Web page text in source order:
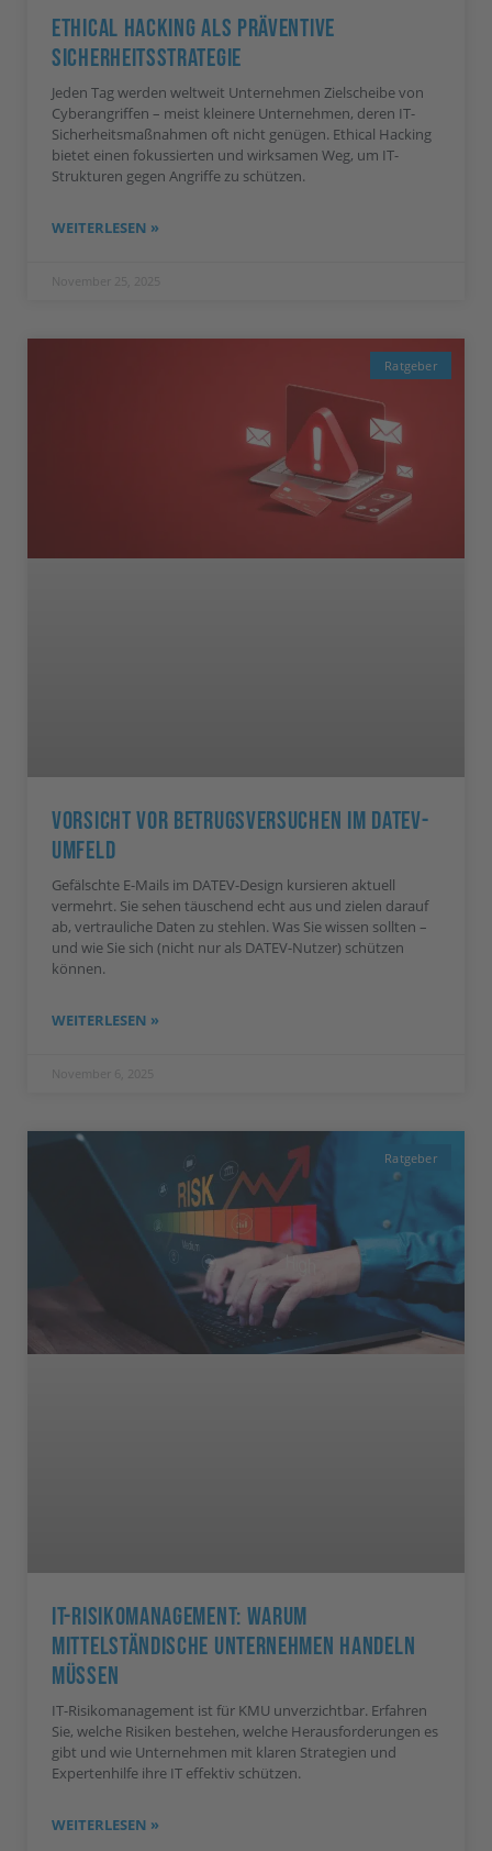
Ethical Hacking Als Präventive
Sicherheitsstrategie
Jeden Tag werden weltweit Unternehmen Zielscheibe von
Cyberangriffen – meist kleinere Unternehmen, deren IT-
Sicherheitsmaßnahmen oft nicht genügen. Ethical Hacking
bietet einen fokussierten und wirksamen Weg, um IT-
Strukturen gegen Angriffe zu schützen.
WEITERLESEN »
November 25, 2025
Ratgeber
Vorsicht Vor Betrugsversuchen Im DATEV-
Umfeld
Gefälschte E-Mails im DATEV-Design kursieren aktuell
vermehrt. Sie sehen täuschend echt aus und zielen darauf
ab, vertrauliche Daten zu stehlen. Was Sie wissen sollten –
und wie Sie sich (nicht nur als DATEV-Nutzer) schützen
können.
WEITERLESEN »
November 6, 2025
Ratgeber
IT-Risikomanagement: Warum
Mittelständische Unternehmen Handeln
Müssen
IT-Risikomanagement ist für KMU unverzichtbar. Erfahren
Sie, welche Risiken bestehen, welche Herausforderungen es
gibt und wie Unternehmen mit klaren Strategien und
Expertenhilfe ihre IT effektiv schützen.
WEITERLESEN »